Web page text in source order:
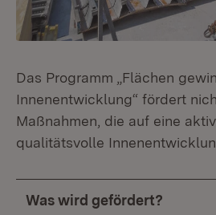
Das Programm „Flächen
Innenentwicklung“ fördert
Maßnahmen, die auf eine
qualitätsvolle
Was wird gefördert?